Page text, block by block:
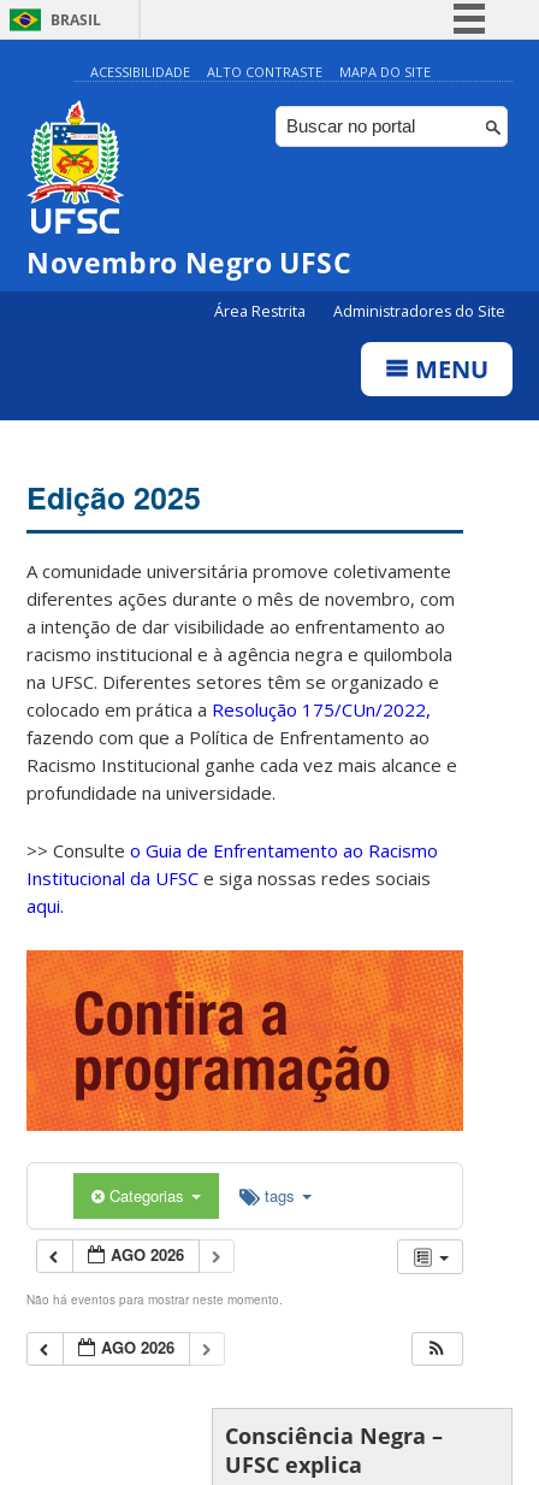
BRASIL
Simplifique!
Comunica BR
Participe
ACESSIBILIDADE ALTO CONTRASTE MAPA DO SITE
Novembro Negro UFSC
Área Restrita Administradores do Site
MENU
Edição 2025
A comunidade universitária promove coletivamente
diferentes ações durante o mês de novembro, com
a intenção de dar visibilidade ao enfrentamento ao
racismo institucional e à agência negra e quilombola
na UFSC. Diferentes setores têm se organizado e
colocado em prática a Resolução 175/CUn/2022,
fazendo com que a Política de Enfrentamento ao
Racismo Institucional ganhe cada vez mais alcance e
profundidade na universidade.
>> Consulteo Guia de Enfrentamento ao Racismo
Institucional da UFSC e siga nossas redes sociais
aqui.
Categorias tags
AGO 2026
Não há eventos para mostrar neste momento.
AGO 2026
Consciência Negra –
UFSC explica